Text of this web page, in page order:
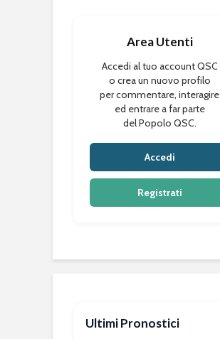
Area Utenti
Accedi al tuo account QSC
o crea un nuovo profilo
per commentare, interagire
ed entrare a far parte
del Popolo QSC.
Accedi
Registrati
Ultimi Pronostici